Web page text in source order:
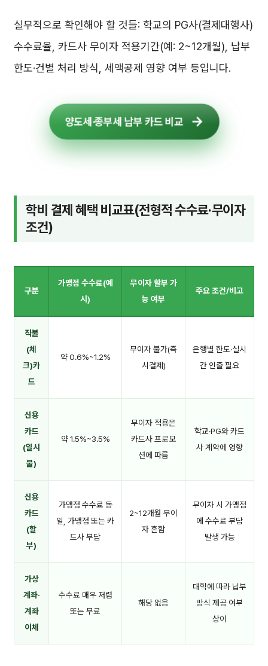
실무적으로 확인해야 할 것들: 학교의 PG사(결제대행사)
수수료율, 카드사 무이자 적용기간(예: 2~12개월), 납부
한도·건별 처리 방식, 세액공제 영향 여부 등입니다.
양도세·종부세 납부 카드 비교
학비 결제 혜택 비교표(전형적 수수료·무이자
조건)
구분
가맹점 수수료(예
시)
무이자 할부 가
능 여부
주요 조건/비고
직불
(체
크)카
드
약 0.6%~1.2%
무이자 불가(즉
시결제)
은행별 한도·실시
간 인출 필요
신용
카드
(일시
불)
약 1.5%~3.5%
무이자 적용은
카드사 프로모
션에 따름
학교·PG와 카드
사 계약에 영향
신용
카드
(할
부)
가맹점 수수료 동
일, 가맹점 또는 카
드사 부담
2~12개월 무이
자 흔함
무이자 시 가맹점
에 수수료 부담
발생 가능
가상
계좌·
계좌
이체
수수료 매우 저렴
또는 무료
해당 없음
대학에 따라 납부
방식 제공 여부
상이